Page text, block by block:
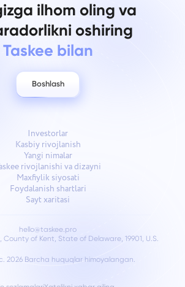
ilhom oling va
oshiring
Taskee bilan
Boshlash
Investorlar
Kasbiy rivojlanish
Yangi nimalar
rivojlanishi va dizayni
Maxfiylik siyosati
Foydalanish shartlari
Sayt xaritasi
2026 Barcha huquqlar himoyalangan.
hello@taskee.pro
County of Kent, State of Delaware, 19901, U.S.